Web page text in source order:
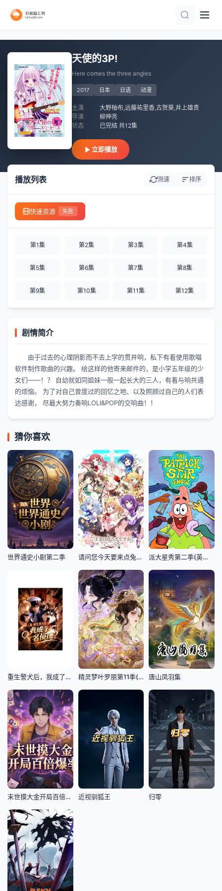
天使的3P!
Here comes the three angles
2017 日本 日语 动漫
主演
大野柚布,远藤祐里香,古贺葵,井上雄贵
导演
柳伸亮
状态
已完结 共12集
立即播放
播放列表 测速 排序
快速资源 失败
第1集 第2集 第3集 第4集
第5集 第6集 第7集 第8集
第9集 第10集 第11集 第12集
剧情简介
由于过去的心理阴影而不去上学的贯井响，私下有着使用歌唱
软件制作歌曲的兴趣。 给这样的他寄来邮件的，是小学五年级的少
女们——！？ 自幼就如同姐妹一般一起长大的三人，有着与响共通
的烦恼。 为了对自己曾度过的回忆之地、以及照顾过自己的人们表
达感谢， 尽最大努力奏响LOLI&POP的交响曲！！
猜你喜欢
第16集
世界通史小剧第二季
第12集完结
请问您今天要来点兔子吗BLOOM
第11集完结
派大星秀第二季(英文版)
第9集
重生警犬后，我成了名侦探？
更新至08集
精灵梦叶罗丽第11季(下)
全7集
唐山凤羽集
第3集
末世摸大金开局百倍爆率
第17集
近视驯狐王
第17集
归零
第2集